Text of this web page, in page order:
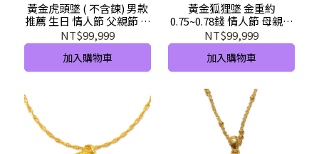
黃金虎頭墜 ( 不含鍊) 男款
推薦 生日 情人節 父親節 成
年禮 金重約2.95~2.97錢 男
墜 GD02688-AEXX-GHX
NT$99,999
加入購物車
黃金狐狸墜 金重約
0.75~0.78錢 情人節 母親節
禮物推薦 GD02382-FEX-
GHX
NT$99,999
加入購物車